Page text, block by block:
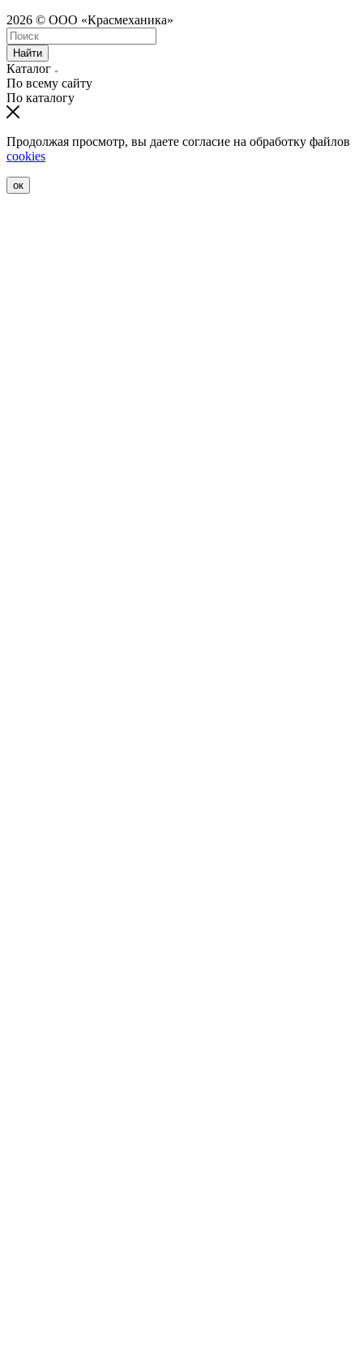
2026 © ООО «Красмеханика»
Найти
Каталог
По всему сайту
По каталогу
Продолжая просмотр, вы даете согласие на обработку файлов
cookies
ок